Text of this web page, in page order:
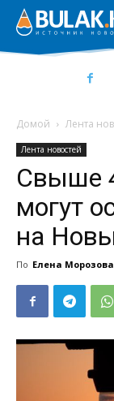
Домой Лента
Лента новостей
Свыше
могут
на
По Елена Морозова